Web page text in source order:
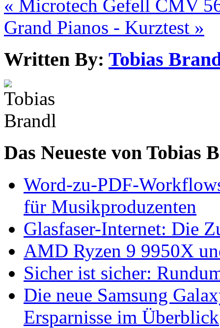
« Microtech Gefell CMV
Grand Pianos - Kurztest »
Written By: Tobias
Das Neueste von Tobias
Word-zu-PDF-
für Musikproduzenten
Glasfaser-Internet: Die
AMD Ryzen 9 9950X
Sicher ist sicher:
Die neue Samsung
Ersparnisse im Überblick